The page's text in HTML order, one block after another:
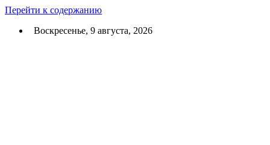
Перейти к содержанию
Воскресенье, 9 августа, 2026